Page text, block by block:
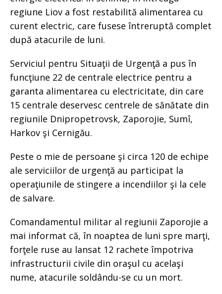
regiune Liov a fost restabilită alimentarea cu
curent electric, care fusese întreruptă complet
după atacurile de luni.
Serviciul pentru Situaţii de Urgenţă a pus în
funcţiune 22 de centrale electrice pentru a
garanta alimentarea cu electricitate, din care
15 centrale deservesc centrele de sănătate din
regiunile Dnipropetrovsk, Zaporojie, Sumî,
Harkov şi Cernigău.
Peste o mie de persoane şi circa 120 de echipe
ale serviciilor de urgenţă au participat la
operaţiunile de stingere a incendiilor şi la cele
de salvare.
Comandamentul militar al regiunii Zaporojie a
mai informat că, în noaptea de luni spre marţi,
forţele ruse au lansat 12 rachete împotriva
infrastructurii civile din oraşul cu acelaşi
nume, atacurile soldându-se cu un mort.